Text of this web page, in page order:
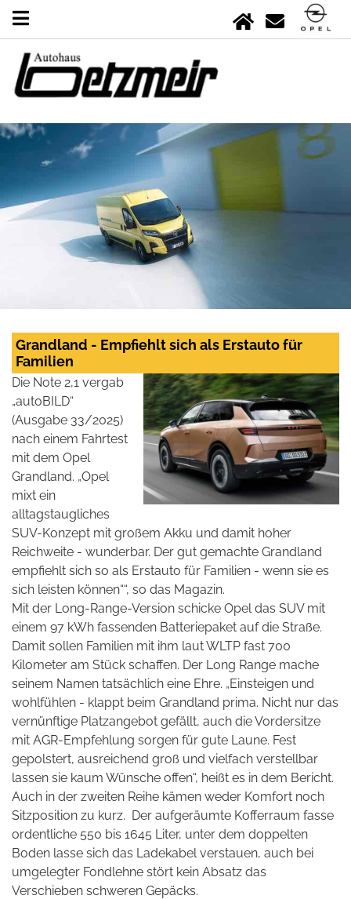
Grandland - Empfiehlt sich als Erstauto für
Familien
Die Note 2,1 vergab
„autoBILD“
(Ausgabe 33/2025)
nach einem Fahrtest
mit dem Opel
Grandland. „Opel
mixt ein
alltagstaugliches
SUV-Konzept mit großem Akku und damit hoher
Reichweite - wunderbar. Der gut gemachte Grandland
empfiehlt sich so als Erstauto für Familien - wenn sie es
sich leisten können““, so das Magazin.
Mit der Long-Range-Version schicke Opel das SUV mit
einem 97 kWh fassenden Batteriepaket auf die Straße.
Damit sollen Familien mit ihm laut WLTP fast 700
Kilometer am Stück schaffen. Der Long Range mache
seinem Namen tatsächlich eine Ehre. „Einsteigen und
wohlfühlen - klappt beim Grandland prima. Nicht nur das
vernünftige Platzangebot gefällt, auch die Vordersitze
mit AGR-Empfehlung sorgen für gute Laune. Fest
gepolstert, ausreichend groß und vielfach verstellbar
lassen sie kaum Wünsche offen“, heißt es in dem Bericht.
Auch in der zweiten Reihe kämen weder Komfort noch
Sitzposition zu kurz. Der aufgeräumte Kofferraum fasse
ordentliche 550 bis 1645 Liter, unter dem doppelten
Boden lasse sich das Ladekabel verstauen, auch bei
umgelegter Fondlehne stört kein Absatz das
Verschieben schweren Gepäcks.